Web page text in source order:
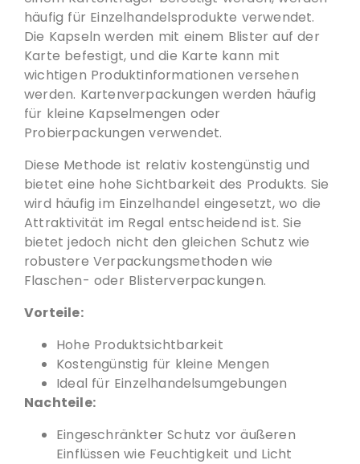
häufig für Einzelhandelsprodukte verwendet.
Die Kapseln werden mit einem Blister auf der
Karte befestigt, und die Karte kann mit
wichtigen Produktinformationen versehen
werden. Kartenverpackungen werden häufig
für kleine Kapselmengen oder
Probierpackungen verwendet.
Diese Methode ist relativ kostengünstig und
bietet eine hohe Sichtbarkeit des Produkts. Sie
wird häufig im Einzelhandel eingesetzt, wo die
Attraktivität im Regal entscheidend ist. Sie
bietet jedoch nicht den gleichen Schutz wie
robustere Verpackungsmethoden wie
Flaschen- oder Blisterverpackungen.
Vorteile:
Hohe Produktsichtbarkeit
Kostengünstig für kleine Mengen
Ideal für Einzelhandelsumgebungen
Nachteile:
Eingeschränkter Schutz vor äußeren
Einflüssen wie Feuchtigkeit und Licht